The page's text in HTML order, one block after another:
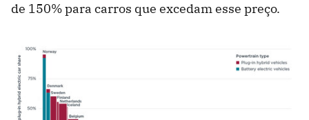
de 150% para carros que excedam esse preço.